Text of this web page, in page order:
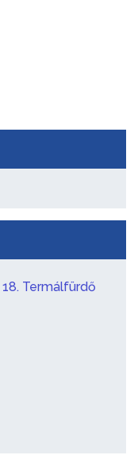
18. Termálfürdő